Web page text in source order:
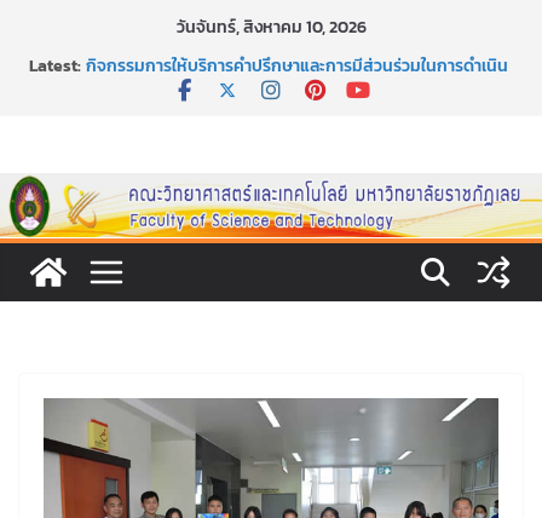
วันจันทร์, สิงหาคม 10, 2026
Latest:ประกาศสัปดาห์วิทยาศาสตร์แห่งชาติ ประจำปี 2569
กิจกรรมการให้บริการคำปรึกษาและการมีส่วนร่วมในการดำเนิน
Science Burger Lab & Sandwich Creator
ขอเชิญชวนประชาชนทุกคน ร่วมลงนามออนไลน์ “ลด ละ เลิก
เหล้า” ประจำปี พ.ศ. 2569